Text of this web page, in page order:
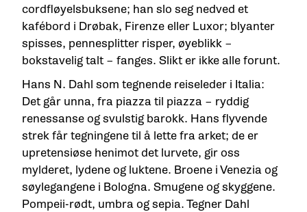
cordfløyelsbuksene; han slo seg nedved et
kafébord i Drøbak, Firenze eller Luxor; blyanter
spisses, pennesplitter risper, øyeblikk –
bokstavelig talt – fanges. Slikt er ikke alle forunt.
Hans N. Dahl som tegnende reiseleder i Italia:
Det går unna, fra piazza til piazza – ryddig
renessanse og svulstig barokk. Hans flyvende
strek får tegningene til å lette fra arket; de er
upretensiøse henimot det lurvete, gir oss
mylderet, lydene og luktene. Broene i Venezia og
søylegangene i Bologna. Smugene og skyggene.
Pompeii-rødt, umbra og sepia. Tegner Dahl